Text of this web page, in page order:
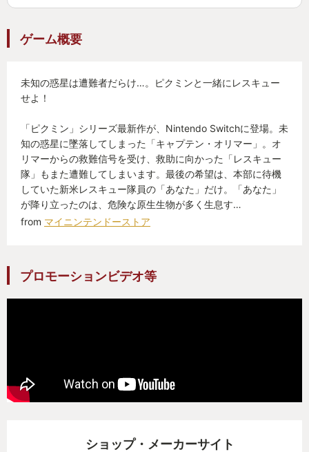
ゲーム概要
未知の惑星は遭難者だらけ…。ピクミンと一緒にレスキュー
せよ！
「ピクミン」シリーズ最新作が、Nintendo Switchに登場。未
知の惑星に墜落してしまった「キャプテン・オリマー」。オ
リマーからの救難信号を受け、救助に向かった「レスキュー
隊」もまた遭難してしまいます。最後の希望は、本部に待機
していた新米レスキュー隊員の「あなた」だけ。「あなた」
が降り立ったのは、危険な原生生物が多く生息す…
from マイニンテンドーストア
プロモーションビデオ等
ショップ・メーカーサイト